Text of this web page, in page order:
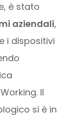
è stato
aziendali,
i dispositivi
Il
si è in